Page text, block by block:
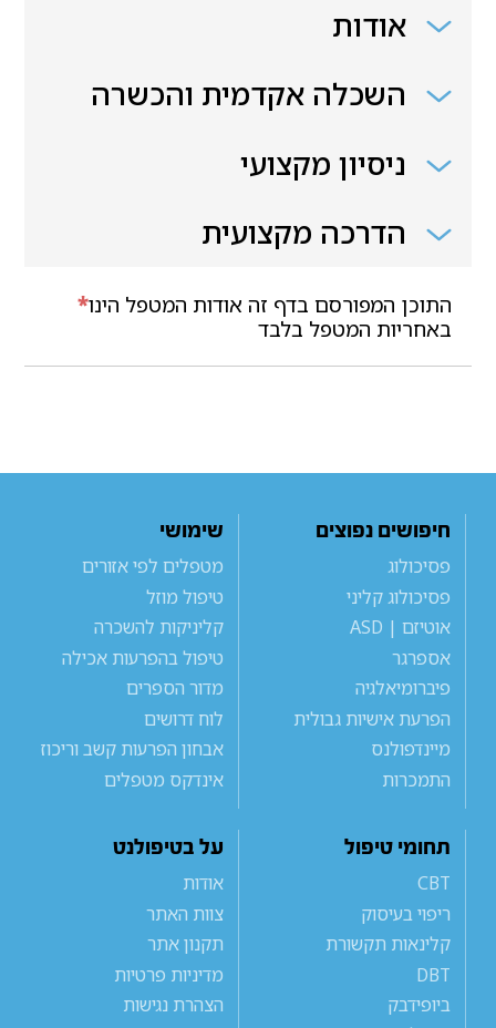
אודות
השכלה אקדמית והכשרה
ניסיון מקצועי
הדרכה מקצועית
*התוכן המפורסם בדף זה אודות המטפל הינו
באחריות המטפל בלבד
חיפושים נפוצים
פסיכולוג
פסיכולוג קליני
אוטיזם | ASD
אספרגר
פיברומיאלגיה
הפרעת אישיות גבולית
מיינדפולנס
התמכרות
שימושי
מטפלים לפי אזורים
טיפול מוזל
קליניקות להשכרה
טיפול בהפרעות אכילה
מדור הספרים
לוח דרושים
אבחון הפרעות קשב וריכוז
אינדקס מטפלים
תחומי טיפול
CBT
ריפוי בעיסוק
קלינאות תקשורת
DBT
ביופידבק
על בטיפולנט
אודות
צוות האתר
תקנון אתר
מדיניות פרטיות
הצהרת נגישות